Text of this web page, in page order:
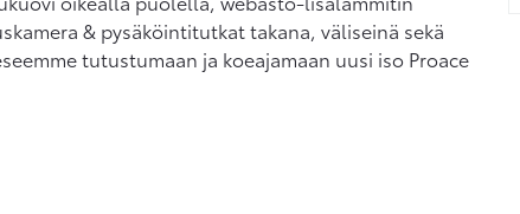
& pysäköintitutkat takana, väliseinä sekä
tutustumaan ja koeajamaan uusi iso Proace